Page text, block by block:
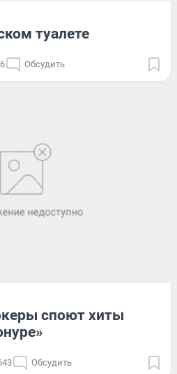
туалете
Обсудить
споют хиты
Обсудить